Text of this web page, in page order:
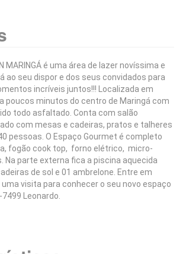
infantis
MARINGÁ é uma área de lazer novíssima e
ao seu dispor e dos seus convidados para
incríveis juntos!!! Localizada em
poucos minutos do centro de Maringá com
todo asfaltado. Conta com salão
com mesas e cadeiras, pratos e talheres
pessoas. O Espaço Gourmet é completo
fogão cook top, forno elétrico, micro-
Na parte externa fica a piscina aquecida
de sol e 01 ambrelone. Entre em
visita para conhecer o seu novo espaço
Leonardo.